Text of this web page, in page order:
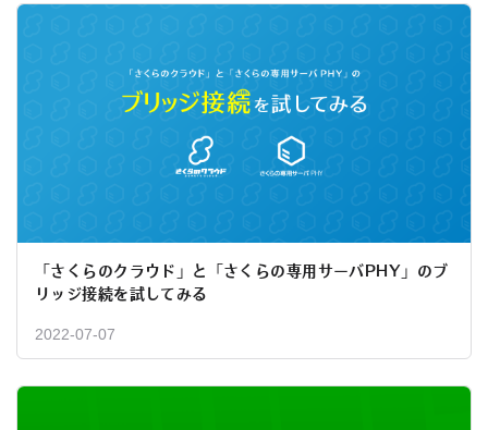
「さくらのクラウド」と「さくらの専用サーバPHY」のブ
リッジ接続を試してみる
2022-07-07